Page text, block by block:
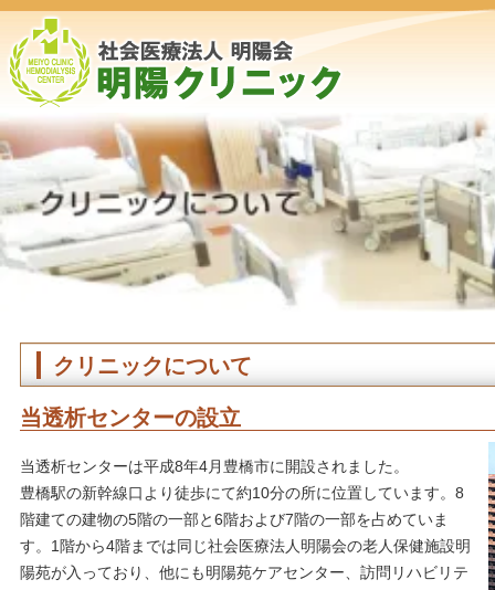
クリニックについて
当透析センターの設立
当透析センターは平成8年4月豊橋市に開設されました。
豊橋駅の新幹線口より徒歩にて約10分の所に位置しています。8
階建ての建物の5階の一部と6階および7階の一部を占めていま
す。1階から4階までは同じ社会医療法人明陽会の老人保健施設明
陽苑が入っており、他にも明陽苑ケアセンター、訪問リハビリテ